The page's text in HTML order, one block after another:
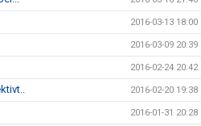
2016-03-13 18:00
2016-03-09 20:39
2016-02-24 20:42
2016-02-20 19:38
2016-01-31 20:28